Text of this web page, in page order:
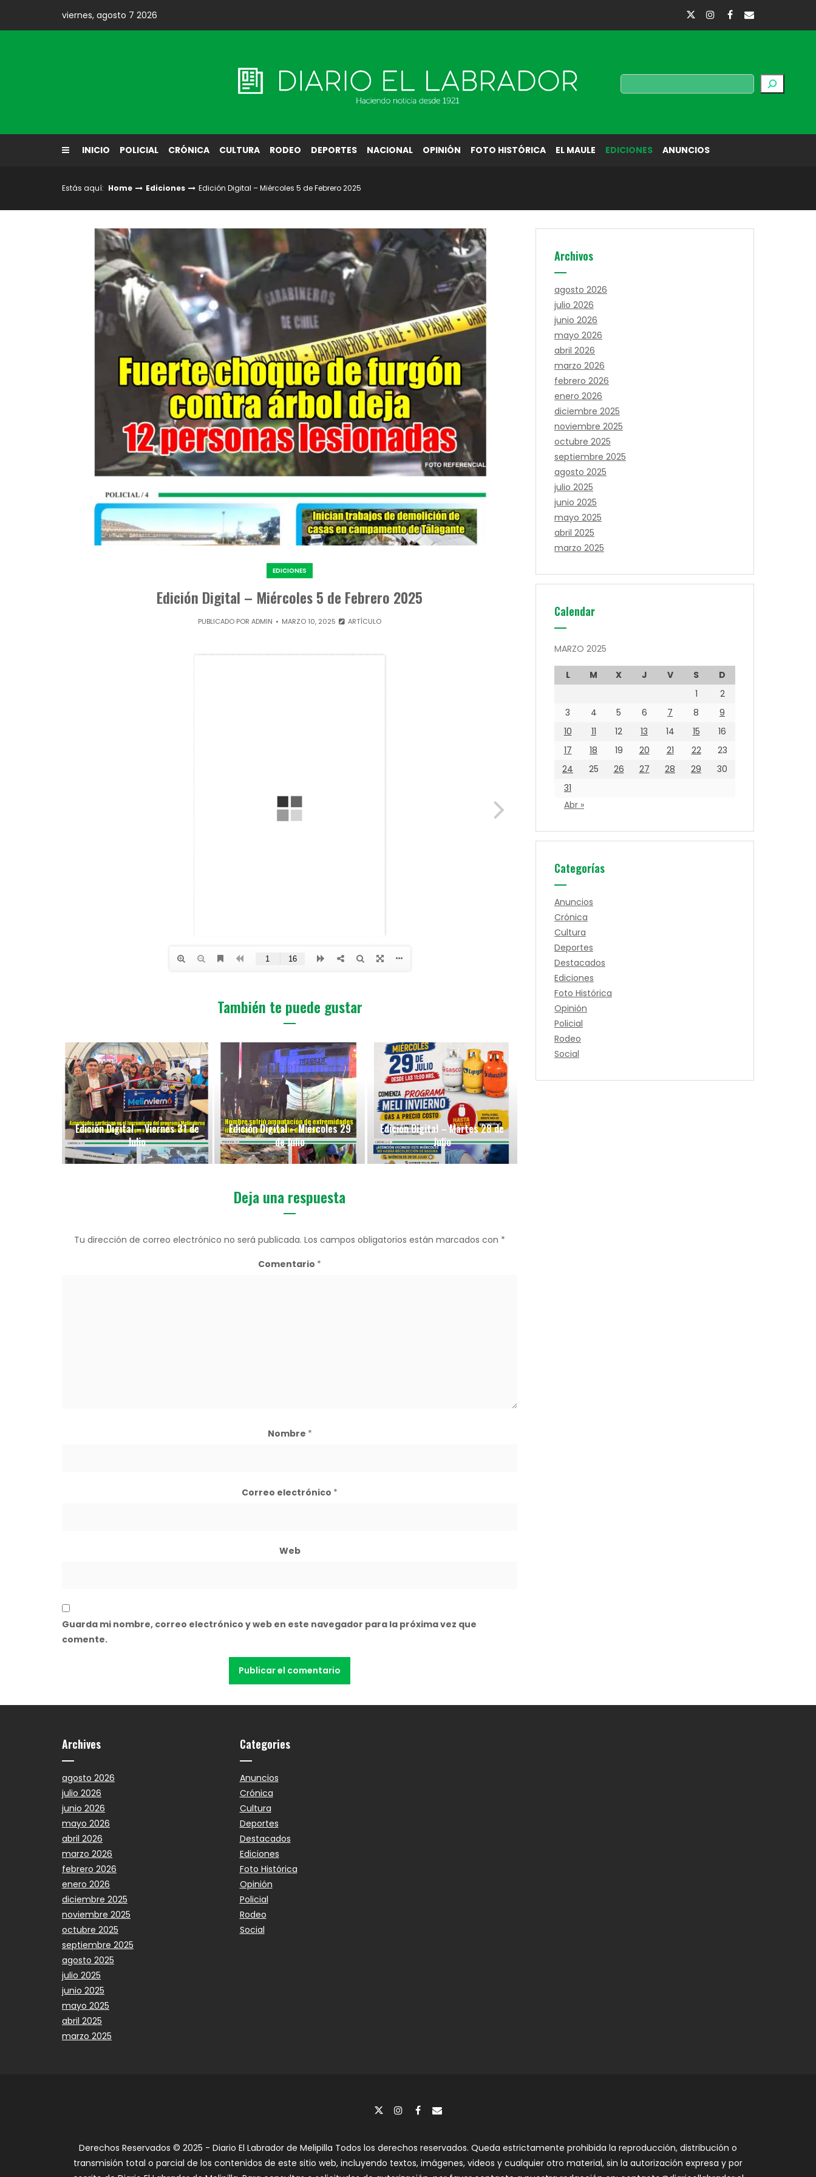
content
viernes, agosto 7 2026
Diario El Labrador Buscar
INICIO POLICIAL CRÓNICA CULTURA RODEO DEPORTES NACIONAL OPINIÓN FOTO HISTÓRICA EL MAULE EDICIONES ANUNCIOS
Estás aquí: Home Ediciones Edición Digital – Miércoles 5 de Febrero 2025
EDICIONES
Edición Digital – Miércoles 5 de Febrero 2025
PUBLICADO PORADMIN MARZO 10, 2025 ARTÍCULO
También te puede gustar
Edición Digital – Viernes 31 de
Julio
Edición Digital – Miércoles 29
de Julio
Edición Digital – Martes 28 de
Julio
Deja una respuesta
Tu dirección de correo electrónico no será publicada. Los campos obligatorios están marcados con *
Comentario *
Nombre *
Correo electrónico *
Web
Guarda mi nombre, correo electrónico y web en este navegador para la próxima vez que
comente.
Archivos
agosto 2026
julio 2026
junio 2026
mayo 2026
abril 2026
marzo 2026
febrero 2026
enero 2026
diciembre 2025
noviembre 2025
octubre 2025
septiembre 2025
agosto 2025
julio 2025
junio 2025
mayo 2025
abril 2025
marzo 2025
Calendar
MARZO 2025
L M X J V S
D
1
2
3
4 5 6 7 8
9
10
11 12 13 14 15
16
17
18 19 20 21 22
23
24
25 26 27 28 29
30
31
Abr »
Categorías
Anuncios
Crónica
Cultura
Deportes
Destacados
Ediciones
Foto Histórica
Opinión
Policial
Rodeo
Social
Archives
agosto 2026
julio 2026
junio 2026
mayo 2026
abril 2026
marzo 2026
febrero 2026
enero 2026
diciembre 2025
noviembre 2025
octubre 2025
septiembre 2025
agosto 2025
julio 2025
junio 2025
mayo 2025
abril 2025
marzo 2025
Categories
Anuncios
Crónica
Cultura
Deportes
Destacados
Ediciones
Foto Histórica
Opinión
Policial
Rodeo
Social
Derechos Reservados © 2025 - Diario El Labrador de Melipilla Todos los derechos reservados. Queda estrictamente prohibida la reproducción, distribución o
transmisión total o parcial de los contenidos de este sitio web, incluyendo textos, imágenes, videos y cualquier otro material, sin la autorización expresa y por